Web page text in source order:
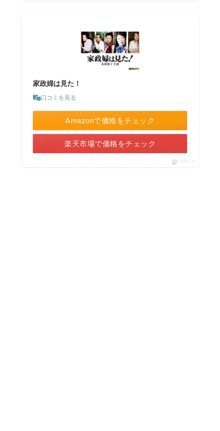
家政婦は見た！
口コミを見る
Amazonで価格をチェック
楽天市場で価格をチェック
ポチップ